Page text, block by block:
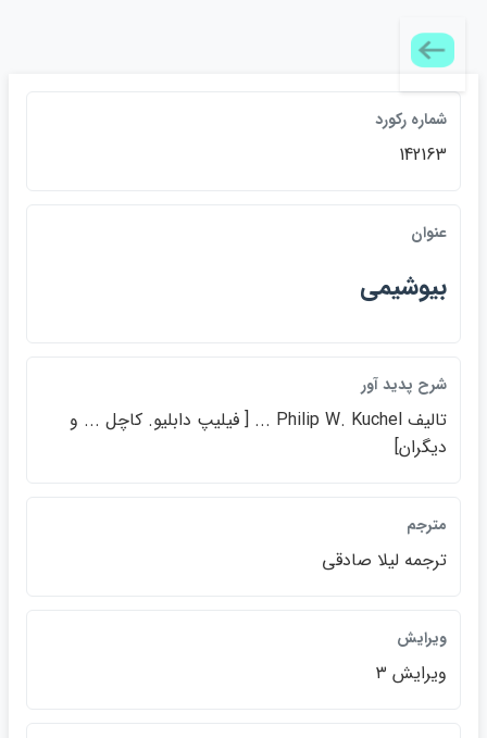
شماره ركورد
142163
عنوان
بيوشيمي
شرح پديد آور
تاليف Philip W. Kuchel ... [ فيليپ دابليو. كاچل ... و
ديگران]
مترجم
ترجمه ليلا صادقي
ويرايش
ويرايش ۳